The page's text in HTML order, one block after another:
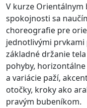
V kurze Orientálnym
spokojnosti sa
choreografie pre
jednotlivými prvkami
základné držanie
pohyby,
a variácie paží,
otočky, kroky ako
pravým bubeníkom.